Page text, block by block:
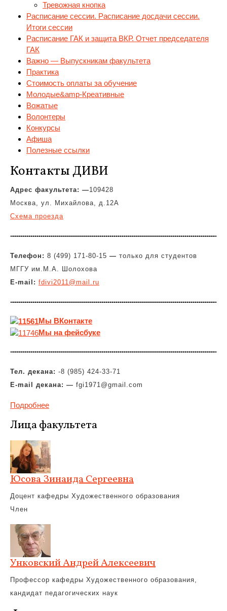
Тревожная кнопка
Расписание сессии. Расписание досдачи сессии.
Итоги сессии
Расписание ГАК и защита ВКР. Отчет председателя
ГАК
Важно — Выпускникам факультета
Практика
Стоимость оплаты за обучение
Молодые&amp-Креативные
Вожатые
Волонтеры
Конкурсы
Афиша
Полезные ссылки
Контакты ДИВИ
Адрес факультета: —109428
Москва, ул. Михайлова, д.12А
Схема проезда
Телефон: 8 (499) 171-80-15 — только для студентов
МГГУ им.М.А. Шолохова
E-mail: fdivi2011@mail.ru
Мы ВКонтакте
Мы на фейсбуке
Тел. декана: -8 (985) 424-33-71
E-mail декана: — fgi1971@gmail.com
Подробнее
Лица факультета
Юсова Зинаида Сергеевна
Доцент кафедры Художественного образования
Член
Унковский Андрей Алексеевич
Профессор кафедры Художественного образования,
кандидат педагогических наук